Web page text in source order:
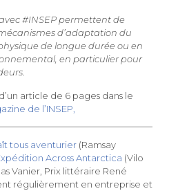
#INSEP permettent de
d’adaptation du
de longue durée ou en
en particulier pour
.
article de 6 pages dans le
de l’INSEP,
tous aventurier(Ramsay
Across Antarctica (Vilo
Vanier, Prix littéraire René
régulièrement en entreprise et